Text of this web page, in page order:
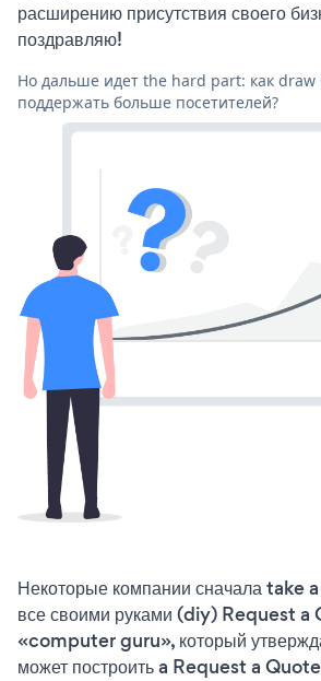
расширению присутствия своего
поздравляю!
Но дальше идет the hard part: как
поддержать больше посетителей?
Некоторые компании сначала take
все своими руками (diy) Request a
«computer guru», который
может построить a Request a